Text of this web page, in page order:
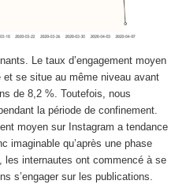
Le taux d’engagement moyen
se situe au même niveau avant
de 8,2 %. Toutefois, nous
la période de confinement.
moyen sur Instagram a tendance
imaginable qu’après une phase
les internautes ont commencé à se
s’engager sur les publications.